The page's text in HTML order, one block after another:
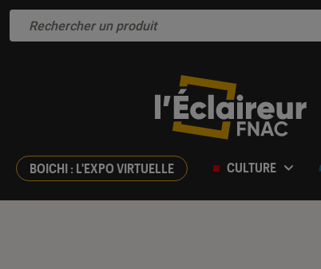
BOICHI : L'EXPO VIRTUELLE CULTURE